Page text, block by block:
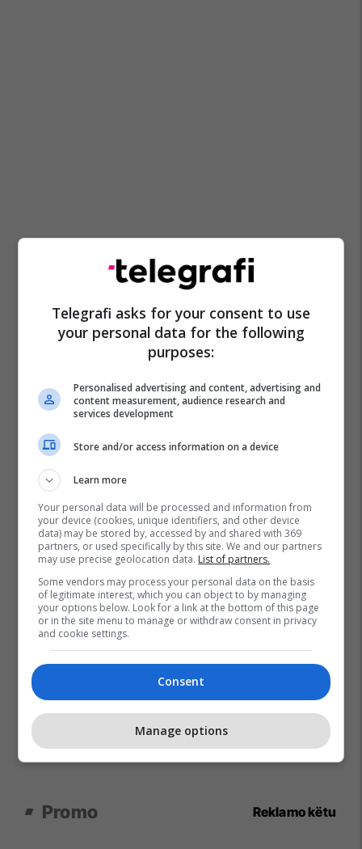
Promo Reklamo këtu
Telegrafi asks for your consent to use
your personal data for the following
purposes:
Personalised advertising and content, advertising and
content measurement, audience research and
services development
Store and/or access information on a device
Learn more
Your personal data will be processed and information from
your device (cookies, unique identifiers, and other device
data) may be stored by, accessed by and shared with 369
partners, or used specifically by this site. We and our partners
may use precise geolocation data. List of partners.
Some vendors may process your personal data on the basis
of legitimate interest, which you can object to by managing
your options below. Look for a link at the bottom of this page
or in the site menu to manage or withdraw consent in privacy
and cookie settings.
Consent
Manage options